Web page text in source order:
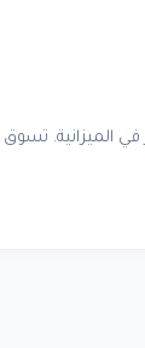
الميزانية. تسوق